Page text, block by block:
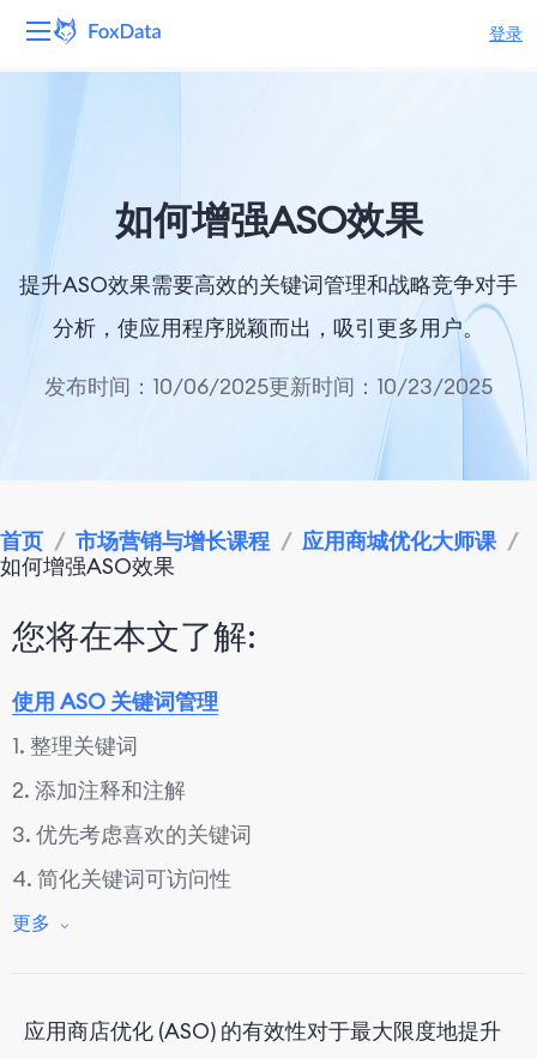
登录
资源
如何增强ASO效果
提升ASO效果需要高效的关键词管理和战略竞争对手
分析，使应用程序脱颖而出，吸引更多用户。
发布时间：10/06/2025更新时间：10/23/2025
首页 / 市场营销与增长课程 / 应用商城优化大师课 /
如何增强ASO效果
您将在本文了解:
使用 ASO 关键词管理
1. 整理关键词
2. 添加注释和注解
3. 优先考虑喜欢的关键词
4. 简化关键词可访问性
分析竞争对手
更多
应用商店优化 (ASO) 的有效性对于最大限度地提升